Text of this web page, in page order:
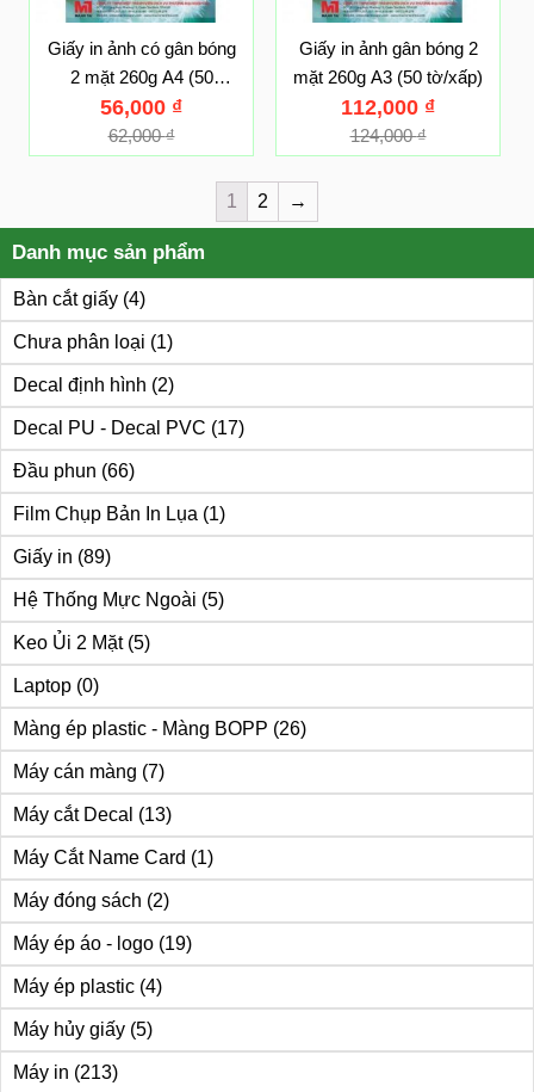
Danh mục sản phẩm
Bàn cắt giấy (4)
Chưa phân loại (1)
Decal định hình (2)
Decal PU - Decal PVC (17)
Đầu phun (66)
Film Chụp Bản In Lụa (1)
Giấy in (89)
Hệ Thống Mực Ngoài (5)
Keo Ủi 2 Mặt (5)
Laptop (0)
Màng ép plastic - Màng BOPP (26)
Máy cán màng (7)
Máy cắt Decal (13)
Máy Cắt Name Card (1)
Máy đóng sách (2)
Máy ép áo - logo (19)
Máy ép plastic (4)
Máy hủy giấy (5)
Máy in (213)
Giấy in ảnh có gân bóng
2 mặt 260g A4 (50
tờ/xấp)
62,000₫
56,000 ₫
Giấy in ảnh gân bóng 2
mặt 260g A3 (50 tờ/xấp)
124,000₫
112,000 ₫
1 2 →